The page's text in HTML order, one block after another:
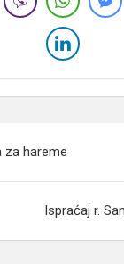
za hareme
Ispraćaj r.